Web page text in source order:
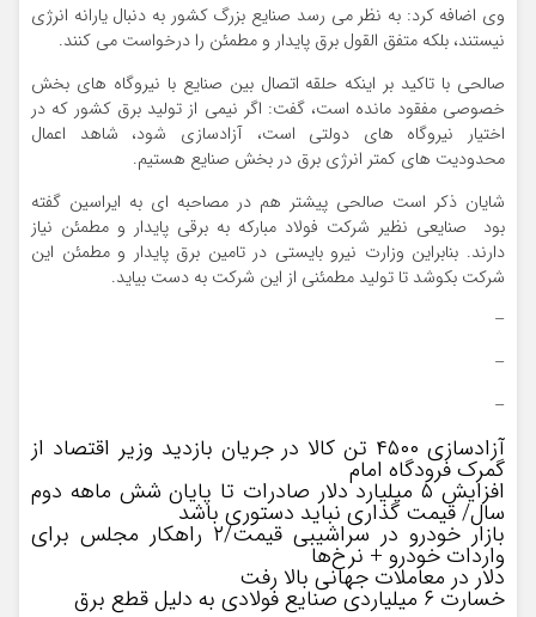
وی اضافه کرد: به نظر می رسد صنایع بزرگ کشور به دنبال یارانه انرژی
نیستند، بلکه متفق القول برق پایدار و مطمئن را درخواست می کنند.
صالحی با تاکید بر اینکه حلقه اتصال بین صنایع با نیروگاه های بخش
خصوصی مفقود مانده است، گفت: اگر نیمی از تولید برق کشور که در
اختیار نیروگاه های دولتی است، آزادسازی شود، شاهد اعمال
محدودیت های کمتر انرژی برق در بخش صنایع هستیم.
شایان ذکر است صالحی پیشتر هم در مصاحبه ای به ایراسین گفته
بود صنایعی نظیر شرکت فولاد مبارکه به برقی پایدار و مطمئن نیاز
دارند. بنابراین وزارت نیرو بایستی در تامین برق پایدار و مطمئن این
شرکت بکوشد تا تولید مطمئنی از این شرکت به دست بیاید.
–
–
–
آزادسازی ۴۵۰۰ تن کالا در جریان بازدید وزیر اقتصاد از
گمرک فرودگاه امام
افزایش ۵ میلیارد دلار صادرات تا پایان شش ماهه دوم
سال/ قیمت گذاری نباید دستوری باشد
بازار خودرو در سراشیبی قیمت/۲ راهکار مجلس برای
واردات خودرو + نرخ‌ها
دلار در معاملات جهانی بالا رفت
خسارت ۶ میلیاردی صنایع فولادی به دلیل قطع برق